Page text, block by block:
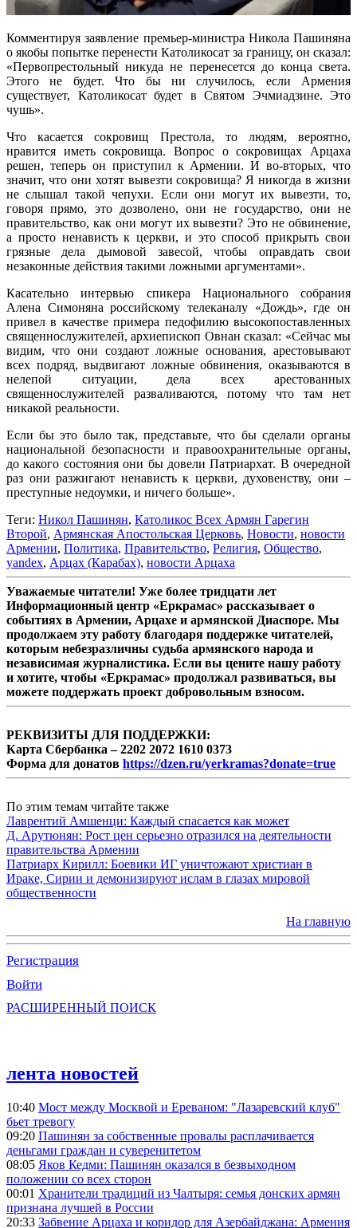
Комментируя заявление премьер-министра Никола Пашиняна
о якобы попытке перенести Католикосат за границу, он сказал:
«Первопрестольный никуда не перенесется до конца света.
Этого не будет. Что бы ни случилось, если Армения
существует, Католикосат будет в Святом Эчмиадзине. Это
чушь».
Что касается сокровищ Престола, то людям, вероятно,
нравится иметь сокровища. Вопрос о сокровищах Арцаха
решен, теперь он приступил к Армении. И во-вторых, что
значит, что они хотят вывезти сокровища? Я никогда в жизни
не слышал такой чепухи. Если они могут их вывезти, то,
говоря прямо, это дозволено, они не государство, они не
правительство, как они могут их вывезти? Это не обвинение,
а просто ненависть к церкви, и это способ прикрыть свои
грязные дела дымовой завесой, чтобы оправдать свои
незаконные действия такими ложными аргументами».
Касательно интервью спикера Национального собрания
Алена Симоняна российскому телеканалу «Дождь», где он
привел в качестве примера педофилию высокопоставленных
священнослужителей, архиепископ Овнан сказал: «Сейчас мы
видим, что они создают ложные основания, арестовывают
всех подряд, выдвигают ложные обвинения, оказываются в
нелепой ситуации, дела всех арестованных
священнослужителей разваливаются, потому что там нет
никакой реальности.
Если бы это было так, представьте, что бы сделали органы
национальной безопасности и правоохранительные органы,
до какого состояния они бы довели Патриархат. В очередной
раз они разжигают ненависть к церкви, духовенству, они –
преступные недоумки, и ничего больше».
Теги: Никол Пашинян, Католикос Всех Армян Гарегин
Второй, Армянская Апостольская Церковь, Новости, новости
Армении, Политика, Правительство, Религия, Общество,
yandex, Арцах (Карабах), новости Арцаха
Уважаемые читатели! Уже более тридцати лет
Информационный центр «Еркрамас» рассказывает о
событиях в Армении, Арцахе и армянской Диаспоре. Мы
продолжаем эту работу благодаря поддержке читателей,
которым небезразличны судьба армянского народа и
независимая журналистика. Если вы цените нашу работу
и хотите, чтобы «Еркрамас» продолжал развиваться, вы
можете поддержать проект добровольным взносом.
РЕКВИЗИТЫ ДЛЯ ПОДДЕРЖКИ:
Карта Сбербанка – 2202 2072 1610 0373
Форма для донатов https://dzen.ru/yerkramas?donate=true
По этим темам читайте также
Лаврентий Амшенци: Каждый спасается как может
Д. Арутюнян: Рост цен серьезно отразился на деятельности
правительства Армении
Патриарх Кирилл: Боевики ИГ уничтожают христиан в
Ираке, Сирии и демонизируют ислам в глазах мировой
общественности
На главную
Регистрация
Войти
РАСШИРЕННЫЙ ПОИСК
лента новостей
10:40 Мост между Москвой и Ереваном: "Лазаревский клуб"
бьет тревогу
09:20 Пашинян за собственные провалы расплачивается
деньгами граждан и суверенитетом
08:05 Яков Кедми: Пашинян оказался в безвыходном
положении со всех сторон
00:01 Хранители традиций из Чалтыря: семья донских армян
признана лучшей в России
20:33 Забвение Арцаха и коридор для Азербайджана: Армения